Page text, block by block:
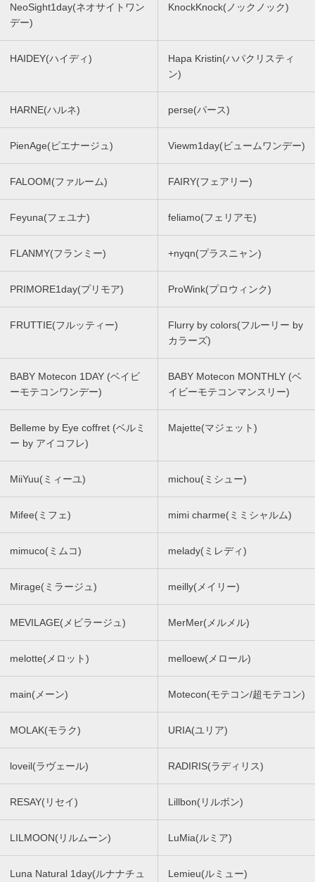
NeoSight1day(ネオサイトワン
デー)
KnockKnock(ノックノック)
HAIDEY(ハイディ)
Hapa Kristin(ハパクリスティ
ン)
HARNE(ハルネ) perse(パース)
PienAge(ピエナージュ) Viewm1day(ビュームワンデー)
FALOOM(ファルーム) FAIRY(フェアリー)
Feyuna(フェユナ) feliamo(フェリアモ)
FLANMY(フランミー) +nyqn(プラスニャン)
PRIMORE1day(プリモア) ProWink(プロウィンク)
FRUTTIE(フルッティー)
Flurry by colors(フルーリー by
カラーズ)
BABY Motecon 1DAY (ベイビ
ーモテコンワンデー)
BABY Motecon MONTHLY (ベ
イビーモテコンマンスリー)
Belleme by Eye coffret (ベルミ
ー by アイコフレ)
Majette(マジェット)
MiiYuu(ミィーユ) michou(ミシュー)
Mifee(ミフェ) mimi charme(ミミシャルム)
mimuco(ミムコ) melady(ミレディ)
Mirage(ミラージュ) meilly(メイリー)
MEVILAGE(メビラージュ) MerMer(メルメル)
melotte(メロット) melloew(メロール)
main(メーン) Motecon(モテコン/超モテコン)
MOLAK(モラク) URIA(ユリア)
loveil(ラヴェール) RADIRIS(ラディリス)
RESAY(リセイ) Lillbon(リルボン)
LILMOON(リルムーン) LuMia(ルミア)
Luna Natural 1day(ルナナチュ
Lemieu(ルミュー)